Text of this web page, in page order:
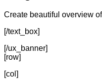
Create beautiful overview
[/text_box]
[/ux_banner]
[row]
[col]